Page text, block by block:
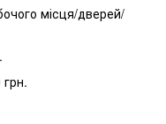
місця/дверей/